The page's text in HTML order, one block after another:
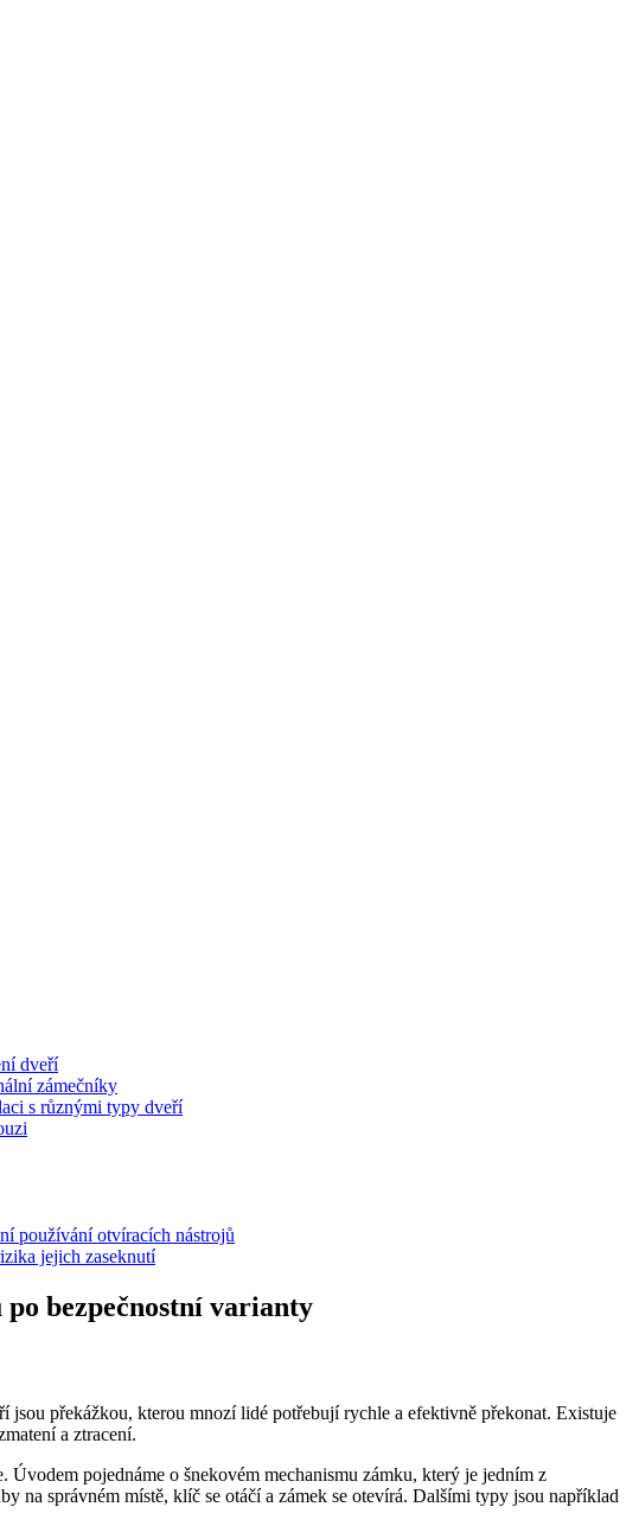
dveří
zámečníky
s různými typy dveří
používání otvíracích nástrojů
jejich zaseknutí
bezpečnostní varianty
překážkou, kterou mnozí lidé potřebují rychle a efektivně překonat. Existuje
a ztracení.
pojednáme o šnekovém mechanismu zámku, který je jedním z
na správném místě, klíč se otáčí a zámek se otevírá. Dalšími typy jsou například